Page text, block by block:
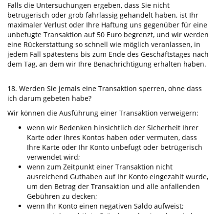
Falls die Untersuchungen ergeben, dass Sie nicht
betrügerisch oder grob fahrlässig gehandelt haben, ist Ihr
maximaler Verlust oder Ihre Haftung uns gegenüber für eine
unbefugte Transaktion auf 50 Euro begrenzt, und wir werden
eine Rückerstattung so schnell wie möglich veranlassen, in
jedem Fall spätestens bis zum Ende des Geschäftstages nach
dem Tag, an dem wir Ihre Benachrichtigung erhalten haben.
18. Werden Sie jemals eine Transaktion sperren, ohne dass
ich darum gebeten habe?
Wir können die Ausführung einer Transaktion verweigern:
wenn wir Bedenken hinsichtlich der Sicherheit Ihrer
Karte oder Ihres Kontos haben oder vermuten, dass
Ihre Karte oder Ihr Konto unbefugt oder betrügerisch
verwendet wird;
wenn zum Zeitpunkt einer Transaktion nicht
ausreichend Guthaben auf Ihr Konto eingezahlt wurde,
um den Betrag der Transaktion und alle anfallenden
Gebühren zu decken;
wenn Ihr Konto einen negativen Saldo aufweist;